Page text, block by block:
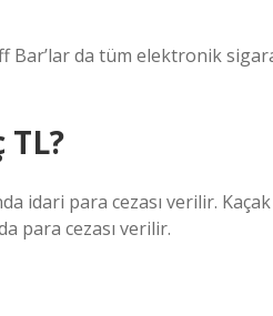
Bar’lar da tüm elektronik
TL?
idari para cezası verilir.
para cezası verilir.